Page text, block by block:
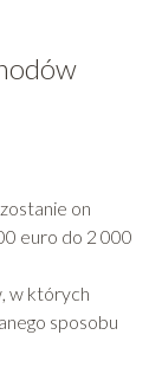
on
euro do 2 000
w których
sposobu